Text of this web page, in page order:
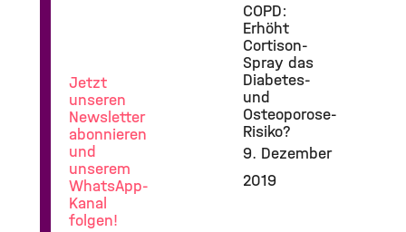
COPD:
Erhöht
Cortison-
Spray das
Diabetes-
und
Osteoporose-
Risiko?
9. Dezember
2019
Jetzt
unseren
Newsletter
abonnieren
und
unserem
WhatsApp-
Kanal
folgen!